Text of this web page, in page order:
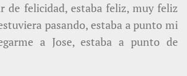
de felicidad, estaba feliz, muy feliz
pasando, estaba a punto mi
a Jose, estaba a punto de